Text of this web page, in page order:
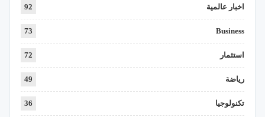
اخبار عالمية 92
Business
73
استثمار 72
رياضة 49
تكنولوجيا 36